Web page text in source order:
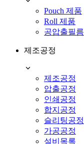
Pouch 제품
Roll 제품
공압출필름
제조공정
제조공정
압출공정
인쇄공정
합지공정
슬리팅공정
가공공정
설비목록